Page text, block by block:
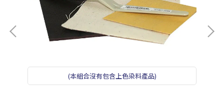
(本組合沒有包含上色染料產品)